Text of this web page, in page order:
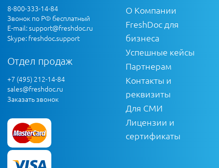
8-800-333-14-84
Звонок по РФ бесплатный
E-mail:support@freshdoc.ru
Skype: freshdoc.support
Отдел продаж
+7 (495) 212-14-84
sales@freshdoc.ru
Заказать звонок
О Компании
FreshDoc для
бизнеса
Успешные кейсы
Партнерам
Контакты и
реквизиты
Для СМИ
Лицензии и
сертификаты